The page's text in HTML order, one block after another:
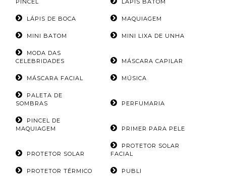
PINCEL
LÁPIS BATOM
LÁPIS DE BOCA MAQUIAGEM
MINI BATOM MINI LIXA DE UNHA
MODA DAS
CELEBRIDADES
MÁSCARA CAPILAR
MÁSCARA FACIAL MÚSICA
PALETA DE
SOMBRAS
PERFUMARIA
PINCEL DE
MAQUIAGEM
PRIMER PARA PELE
PROTETOR SOLAR
PROTETOR SOLAR
FACIAL
PROTETOR TÉRMICO PUBLI